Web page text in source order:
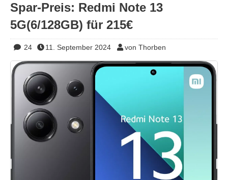
Spar-Preis: Redmi Note 13
5G(6/128GB) für 215€
24 11. September 2024 von Thorben